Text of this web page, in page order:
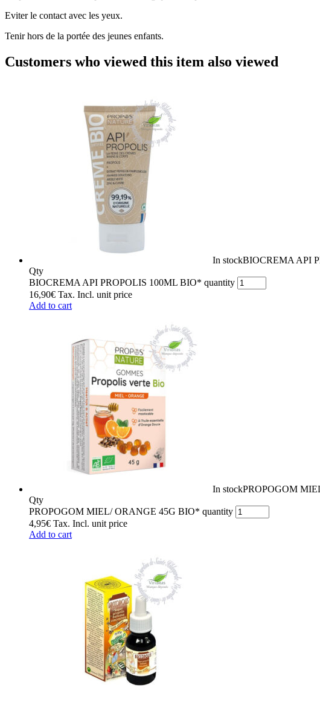
Eviter le contact avec les yeux.
Tenir hors de la portée des jeunes enfants.
Customers who viewed this item also viewed
In stockBIOCREMA API
Qty
BIOCREMA API PROPOLIS 100ML BIO* quantity
16,90€ Tax. Incl. unit price
Add to cart
In stockPROPOGOM
Qty
PROPOGOM MIEL/ ORANGE 45G BIO* quantity
4,95€ Tax. Incl. unit price
Add to cart